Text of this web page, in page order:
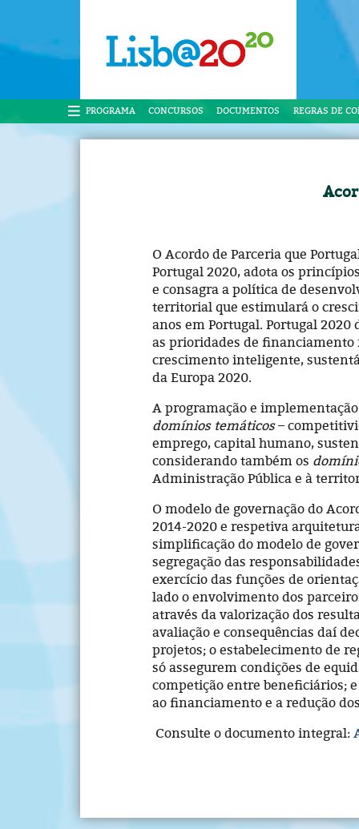
PROGRAMA CONCURSOS DOCUMENTOS REGRAS DE
O Acordo de Parceria que
Portugal 2020, adota os
e consagra a política de
territorial que estimulará o
anos em Portugal. Portugal
as prioridades de financiamento
crescimento inteligente,
da Europa 2020.
A programação e
domínios temáticos–
emprego, capital humano,
considerando também os
Administração Pública e à
O modelo de governação do
2014-2020 e respetiva
simplificação do modelo de
segregação das
exercício das funções de
lado o envolvimento dos
através da valorização dos
avaliação e consequências daí
projetos; o estabelecimento de
só assegurem condições de
competição entre beneficiários;
ao financiamento e a redução
Consulte o documento integral: